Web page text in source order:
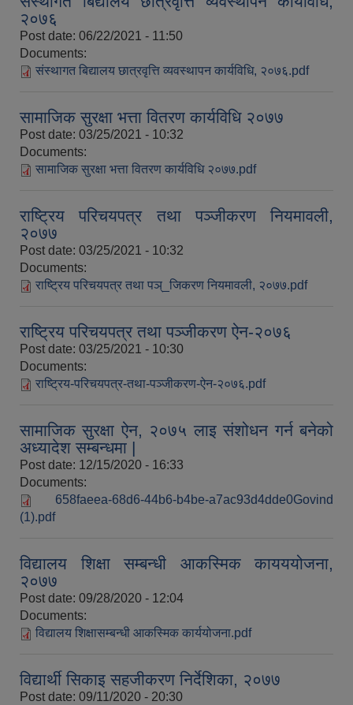
२०७६
Post date: 06/22/2021 - 11:50
Documents:
संस्थागत बिद्यालय छात्रवृत्ति व्यवस्थापन कार्यविधि, २०७६.pdf
सामाजिक सुरक्षा भत्ता वितरण कार्यविधि २०७७
Post date: 03/25/2021 - 10:32
Documents:
सामाजिक सुरक्षा भत्ता वितरण कार्यविधि २०७७.pdf
राष्ट्रिय परिचयपत्र तथा पञ्जीकरण नियमावली,
२०७७
Post date: 03/25/2021 - 10:32
Documents:
राष्ट्रिय परिचयपत्र तथा पञ्_जिकरण नियमावली, २०७७.pdf
राष्ट्रिय परिचयपत्र तथा पञ्जीकरण ऐन-२०७६
Post date: 03/25/2021 - 10:30
Documents:
राष्ट्रिय-परिचयपत्र-तथा-पञ्जीकरण-ऐन-२०७६.pdf
सामाजिक सुरक्षा ऐन, २०७५ लाइ संशोधन गर्न बनेको
अध्यादेश सम्बन्धमा |
Post date: 12/15/2020 - 16:33
Documents:
658faeea-68d6-44b6-b4be-a7ac93d4dde0Govind
(1).pdf
विद्यालय शिक्षा सम्बन्धी आकस्मिक कायययोजना,
२०७७
Post date: 09/28/2020 - 12:04
Documents:
विद्यालय शिक्षासम्बन्धी आकस्मिक कार्ययोजना.pdf
विद्यार्थी सिकाइ सहजीकरण निर्देशिका, २०७७
Post date: 09/11/2020 - 20:30